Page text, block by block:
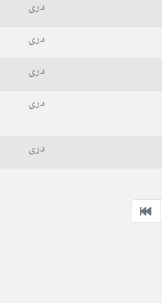
دری
دری
دری
دری
دری